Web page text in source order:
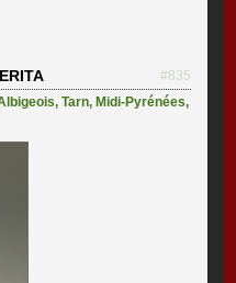
#835
,Tarn, Midi-Pyrénées,